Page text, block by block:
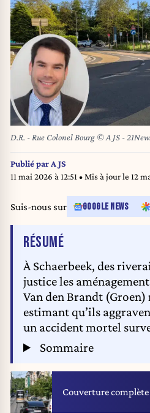
D.R. - Rue Colonel Bourg © A JS -
Publié par A JS
11 mai 2026 à 12:51 • Mis à jour le 12
Suis-nous sur GOOGLE NEWS
RÉSUMÉDE L'ARTICLE
À Schaerbeek, des
justice les
Van den Brandt
estimant qu’ils
un accident mortel
Sommaire
Couverture